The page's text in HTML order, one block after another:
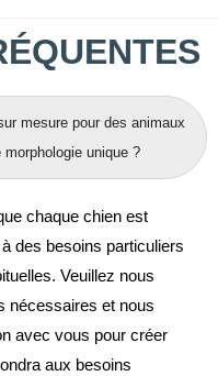
mesure pour des animaux
unique ?
chaque chien est
des besoins particuliers
Veuillez nous
nécessaires et nous
avec vous pour créer
aux besoins